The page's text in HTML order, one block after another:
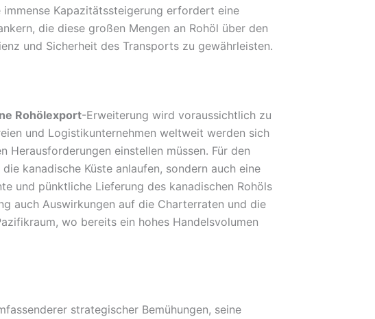
Kapazitätssteigerung erfordert eine
die diese großen Mengen an Rohöl über den
und Sicherheit des Transports zu gewährleisten.
Rohölexport-Erweiterung wird voraussichtlich zu
und Logistikunternehmen weltweit werden sich
einstellen müssen. Für den
kanadische Küste anlaufen, sondern auch eine
und pünktliche Lieferung des kanadischen Rohöls
auch Auswirkungen auf die Charterraten und die
wo bereits ein hohes Handelsvolumen
strategischer Bemühungen, seine